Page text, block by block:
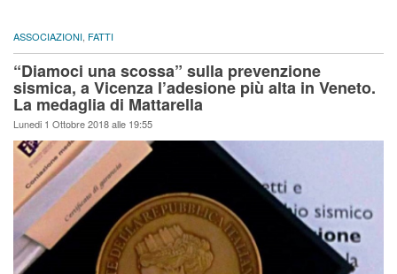
ASSOCIAZIONI FATTI
“Diamoci una scossa” sulla prevenzione
sismica, a Vicenza l’adesione più alta in Veneto.
La medaglia di Mattarella
Lunedi 1 Ottobre 2018 alle 19:55